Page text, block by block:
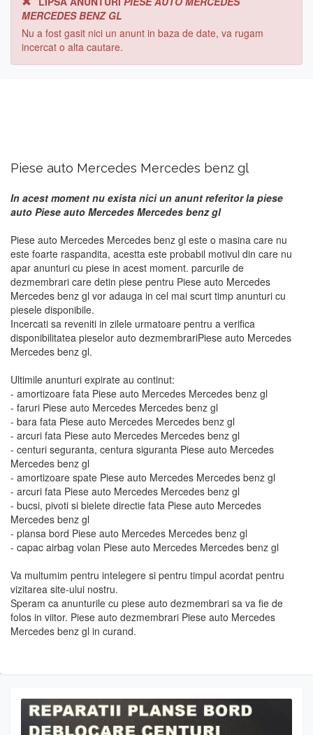
MERCEDES BENZ GL
Nu a fost gasit nici un anunt in baza de date, va rugam
incercat o alta cautare.
Piese auto Mercedes Mercedes benz gl
In acest moment nu exista nici un anunt referitor la piese
auto Piese auto Mercedes Mercedes benz gl
Piese auto Mercedes Mercedes benz gl este o masina care nu
este foarte raspandita, acestta este probabil motivul din care nu
apar anunturi cu piese in acest moment. parcurile de
dezmembrari care detin piese pentru Piese auto Mercedes
Mercedes benz gl vor adauga in cel mai scurt timp anunturi cu
piesele disponibile.
Incercati sa reveniti in zilele urmatoare pentru a verifica
disponibilitatea pieselor auto dezmembrariPiese auto Mercedes
Mercedes benz gl.
Ultimile anunturi expirate au continut:
- amortizoare fata Piese auto Mercedes Mercedes benz gl
- faruri Piese auto Mercedes Mercedes benz gl
- bara fata Piese auto Mercedes Mercedes benz gl
- arcuri fata Piese auto Mercedes Mercedes benz gl
- centuri seguranta, centura siguranta Piese auto Mercedes
Mercedes benz gl
- amortizoare spate Piese auto Mercedes Mercedes benz gl
- arcuri fata Piese auto Mercedes Mercedes benz gl
- bucsi, pivoti si bielete directie fata Piese auto Mercedes
Mercedes benz gl
- plansa bord Piese auto Mercedes Mercedes benz gl
- capac airbag volan Piese auto Mercedes Mercedes benz gl
Va multumim pentru intelegere si pentru timpul acordat pentru
vizitarea site-ului nostru.
Speram ca anunturile cu piese auto dezmembrari sa va fie de
folos in viitor. Piese auto dezmembrari Piese auto Mercedes
Mercedes benz gl in curand.